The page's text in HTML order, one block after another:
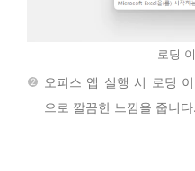
로딩
오피스 앱 실행 시 로딩
으로 깔끔한 느낌을 줍니다.